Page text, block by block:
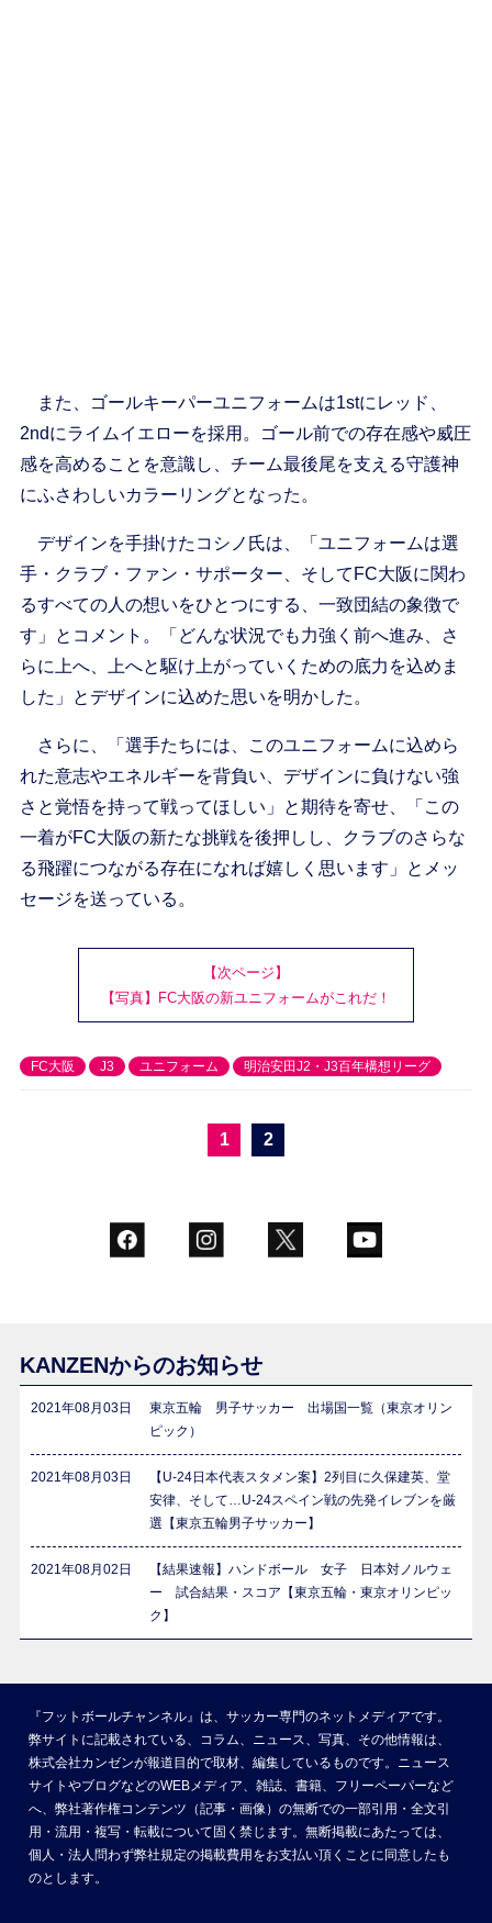
また、ゴールキーパーユニフォームは1stにレッド、
2ndにライムイエローを採用。ゴール前での存在感や威圧
感を高めることを意識し、チーム最後尾を支える守護神
にふさわしいカラーリングとなった。
デザインを手掛けたコシノ氏は、「ユニフォームは選
手・クラブ・ファン・サポーター、そしてFC大阪に関わ
るすべての人の想いをひとつにする、一致団結の象徴で
す」とコメント。「どんな状況でも力強く前へ進み、さ
らに上へ、上へと駆け上がっていくための底力を込めま
した」とデザインに込めた思いを明かした。
さらに、「選手たちには、このユニフォームに込めら
れた意志やエネルギーを背負い、デザインに負けない強
さと覚悟を持って戦ってほしい」と期待を寄せ、「この
一着がFC大阪の新たな挑戦を後押しし、クラブのさらな
る飛躍につながる存在になれば嬉しく思います」とメッ
セージを送っている。
【次ページ】
【写真】FC大阪の新ユニフォームがこれだ！
FC大阪 J3 ユニフォーム 明治安田J2・J3百年構想リーグ
1 2
KANZENからのお知らせ
2021年08月03日
東京五輪 男子サッカー 出場国一覧（東京オリン
ピック）
2021年08月03日
【U-24日本代表スタメン案】2列目に久保建英、堂
安律、そして…U-24スペイン戦の先発イレブンを厳
選【東京五輪男子サッカー】
2021年08月02日
【結果速報】ハンドボール 女子 日本対ノルウェ
ー 試合結果・スコア【東京五輪・東京オリンピッ
ク】
『フットボールチャンネル』は、サッカー専門のネットメディアです。
弊サイトに記載されている、コラム、ニュース、写真、その他情報は、
株式会社カンゼンが報道目的で取材、編集しているものです。ニュース
サイトやブログなどのWEBメディア、雑誌、書籍、フリーペーパーなど
へ、弊社著作権コンテンツ（記事・画像）の無断での一部引用・全文引
用・流用・複写・転載について固く禁じます。無断掲載にあたっては、
個人・法人問わず弊社規定の掲載費用をお支払い頂くことに同意したも
のとします。